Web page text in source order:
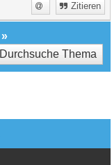
Zitieren
»